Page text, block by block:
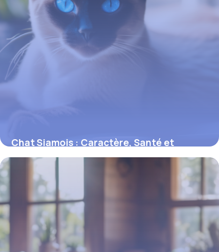
Chat Siamois : Caractère, Santé et
Entretien
16 juin 2026